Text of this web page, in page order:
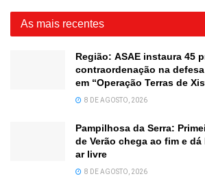
As mais recentes
Região: ASAE instaura 45
contraordenação na
em “Operação Terras de
8 DE AGOSTO, 2026
Pampilhosa da Serra:
de Verão chega ao fim e
ar livre
8 DE AGOSTO, 2026